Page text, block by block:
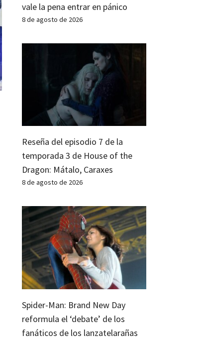
vale la pena entrar en pánico
8 de agosto de 2026
Reseña del episodio 7 de la
temporada 3 de House of the
Dragon: Mátalo, Caraxes
8 de agosto de 2026
Spider-Man: Brand New Day
reformula el ‘debate’ de los
fanáticos de los lanzatelarañas